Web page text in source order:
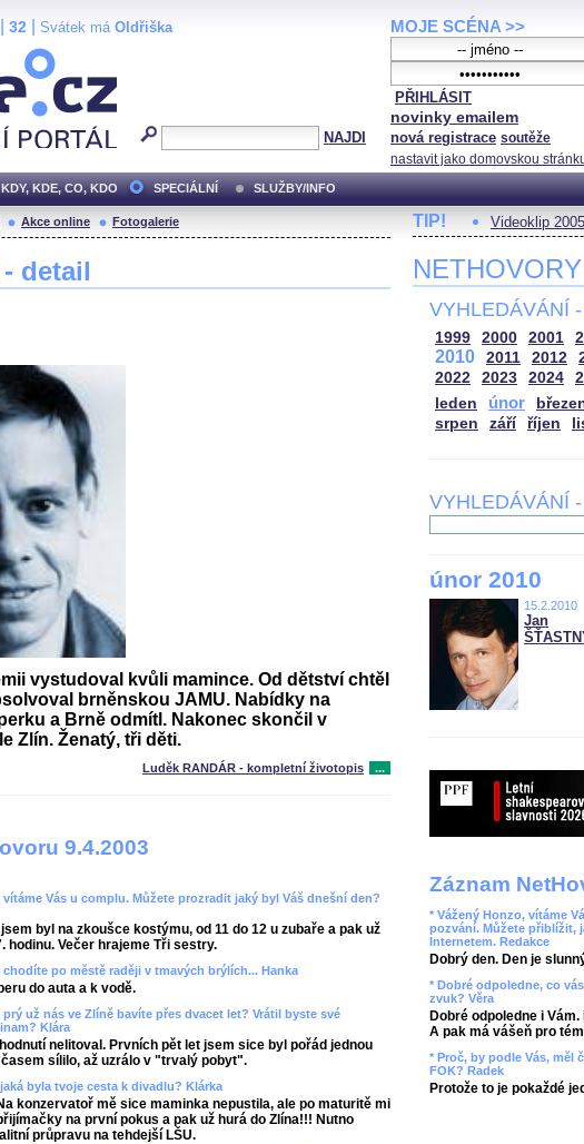
32 Svátek má Oldřiška
NAJDI
MOJE SCÉNA >>
PŘIHLÁSIT
novinky emailem
nová registrace soutěže
nastavit jako domovskou
KDY, KDE, CO, KDO SPECIÁLNÍ SLUŽBY/INFO
Akce online Fotogalerie
- detail
vystudoval kvůli mamince. Od dětství chtěl
brněnskou JAMU. Nabídky na
a Brně odmítl. Nakonec skončil v
Zlín. Ženatý, tři děti.
Luděk RANDÁR - kompletní životopis ...
9.4.2003
vítáme Vás u complu. Můžete prozradit jaký byl Váš dnešní den?
byl na zkoušce kostýmu, od 11 do 12 u zubaře a pak už
hodinu. Večer hrajeme Tři sestry.
chodíte po městě raději v tmavých brýlích... Hanka
do auta a k vodě.
prý už nás ve Zlíně bavíte přes dvacet let? Vrátil byste své
Klára
nelitoval. Prvních pět let jsem sice byl pořád jednou
sílilo, až uzrálo v "trvalý pobyt".
byla tvoje cesta k divadlu? Klárka
konzervatoř mě sice maminka nepustila, ale po maturitě mi
na první pokus a pak už hurá do Zlína!!! Nutno
průpravu na tehdejší LŠU.
TIP! Videoklip
NETHOVORY
VYHLEDÁVÁNÍ
1999 2000 2001
2010 2011 2012
2022
2023 2024
leden
únor
srpen
září říjen
VYHLEDÁVÁNÍ
únor 2010
15.2.2010
Jan
Záznam
* Vážený Honzo, vítáme
pozvání. Můžete přiblížit,
Internetem. Redakce
Dobrý den. Den je
* Dobré odpoledne, co
zvuk? Věra
Dobré odpoledne i
A pak má vášeň pro
* Proč, by podle Vás, měl
FOK? Radek
Protože to je pokaždé